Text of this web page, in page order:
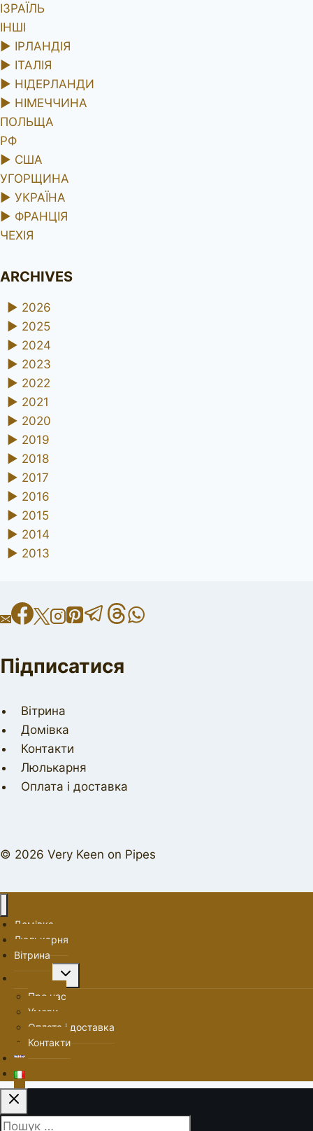
ІЗРАЇЛЬ
ІНШІ
► ІРЛАНДІЯ
► ІТАЛІЯ
► НІДЕРЛАНДИ
► НІМЕЧЧИНА
ПОЛЬЩА
РФ
► США
УГОРЩИНА
► УКРАЇНА
► ФРАНЦІЯ
ЧЕХІЯ
ARCHIVES
► 2026
► 2025
► 2024
► 2023
► 2022
► 2021
► 2020
► 2019
► 2018
► 2017
► 2016
► 2015
► 2014
► 2013
Підписатися
Вітрина
Домівка
Контакти
Люлькарня
Оплата і доставка
© 2026 Very Keen on Pipes
Домівка
Люлькарня
Вітрина
Перемкнути
меню
нащадка
Про нас
Умови
Оплата і доставка
Контакти
Пошук: